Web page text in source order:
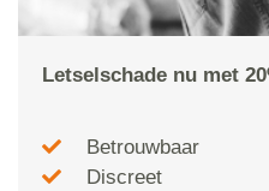
Letselschade nu met
Betrouwbaar
Discreet